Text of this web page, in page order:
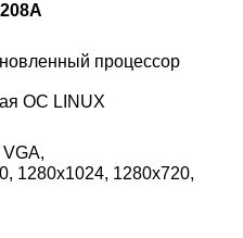
процессор
ОС LINUX
1280х1024, 1280х720,